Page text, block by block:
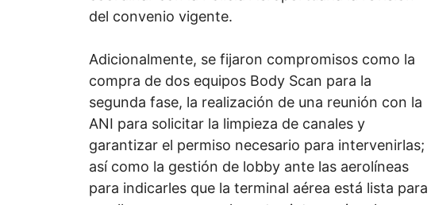
del convenio vigente.
Adicionalmente, se fijaron compromisos como la
compra de dos equipos Body Scan para la
segunda fase, la realización de una reunión con la
ANI para solicitar la limpieza de canales y
garantizar el permiso necesario para intervenirlas;
así como la gestión de lobby ante las aerolíneas
para indicarles que la terminal aérea está lista para